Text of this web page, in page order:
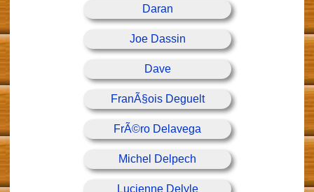
Daran
Joe Dassin
Dave
FranÃ§ois Deguelt
FrÃ©ro Delavega
Michel Delpech
Lucienne Delyle